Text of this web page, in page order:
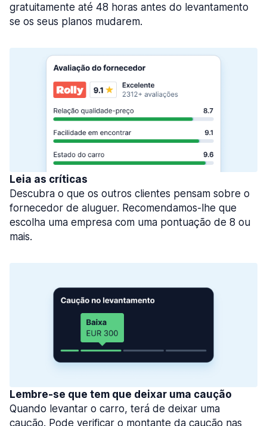
gratuitamente até 48 horas antes do levantamento
se os seus planos mudarem.
Leia as críticas
Descubra o que os outros clientes pensam sobre o
fornecedor de aluguer. Recomendamos-lhe que
escolha uma empresa com uma pontuação de 8 ou
mais.
Lembre-se que tem que deixar uma caução
Quando levantar o carro, terá de deixar uma
caução. Pode verificar o montante da caução nas